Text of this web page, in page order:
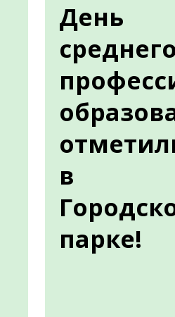
День
среднего
в
парке!